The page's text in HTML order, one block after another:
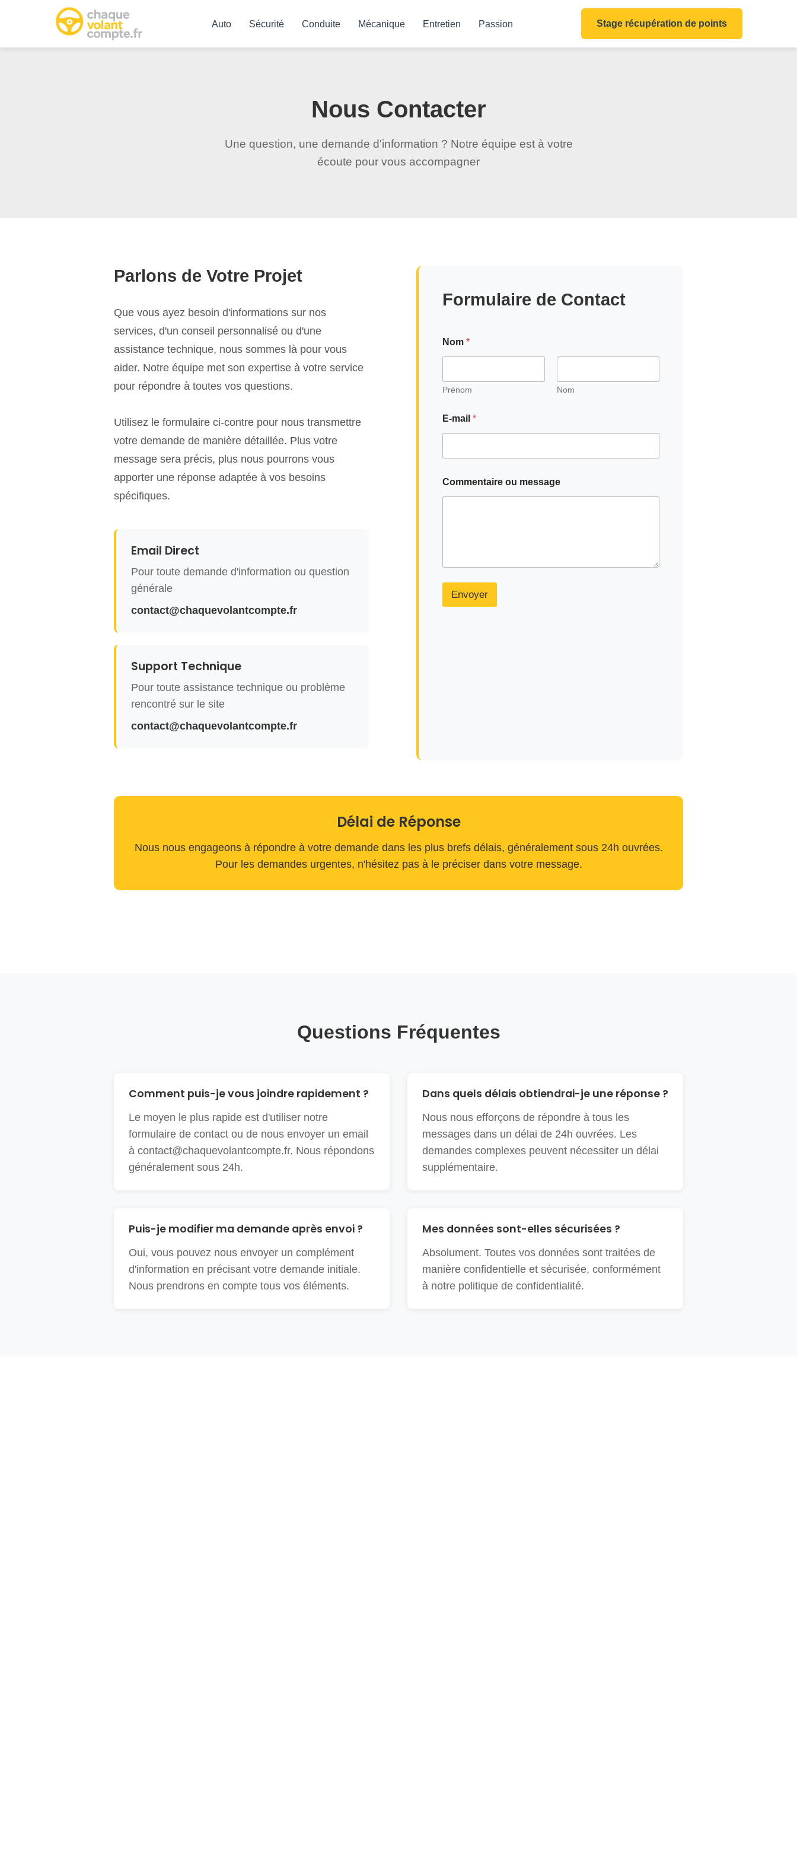
Auto Sécurité Conduite Mécanique Entretien Passion Stage récupération de points
Nous Contacter
Une question, une demande d'information ? Notre équipe est à votre
écoute pour vous accompagner
Parlons de Votre Projet
Que vous ayez besoin d'informations sur nos
services, d'un conseil personnalisé ou d'une
assistance technique, nous sommes là pour vous
aider. Notre équipe met son expertise à votre service
pour répondre à toutes vos questions.
Utilisez le formulaire ci-contre pour nous transmettre
votre demande de manière détaillée. Plus votre
message sera précis, plus nous pourrons vous
apporter une réponse adaptée à vos besoins
spécifiques.
Email Direct
Pour toute demande d'information ou question
générale
contact@chaquevolantcompte.fr
Support Technique
Pour toute assistance technique ou problème
rencontré sur le site
contact@chaquevolantcompte.fr
Formulaire de Contact
Nom *
Prénom Nom
E-mail *
Commentaire ou message
Envoyer
Délai de Réponse
Nous nous engageons à répondre à votre demande dans les plus brefs délais, généralement sous 24h ouvrées.
Pour les demandes urgentes, n'hésitez pas à le préciser dans votre message.
Questions Fréquentes
Comment puis-je vous joindre rapidement ?
Le moyen le plus rapide est d'utiliser notre
formulaire de contact ou de nous envoyer un email
à contact@chaquevolantcompte.fr. Nous répondons
généralement sous 24h.
Dans quels délais obtiendrai-je une réponse ?
Nous nous efforçons de répondre à tous les
messages dans un délai de 24h ouvrées. Les
demandes complexes peuvent nécessiter un délai
supplémentaire.
Puis-je modifier ma demande après envoi ?
Oui, vous pouvez nous envoyer un complément
d'information en précisant votre demande initiale.
Nous prendrons en compte tous vos éléments.
Mes données sont-elles sécurisées ?
Absolument. Toutes vos données sont traitées de
manière confidentielle et sécurisée, conformément
à notre politique de confidentialité.